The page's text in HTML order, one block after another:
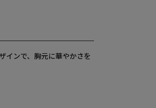
インで、胸元に華やかさを